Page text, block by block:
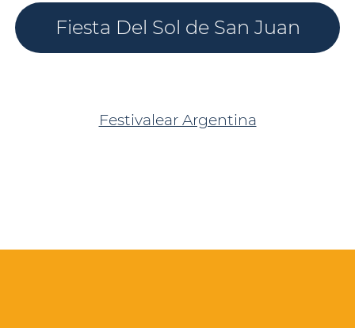
Fiesta Del Sol de San Juan
Festivalear Argentina